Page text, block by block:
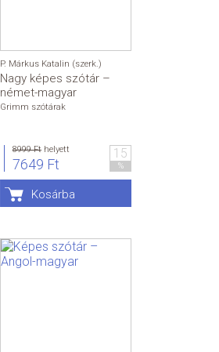
P. Márkus Katalin (szerk.)
Nagy képes szótár –
német-magyar
Grimm szótárak
8999 Ft helyett
7649 Ft
15
%
Kosárba